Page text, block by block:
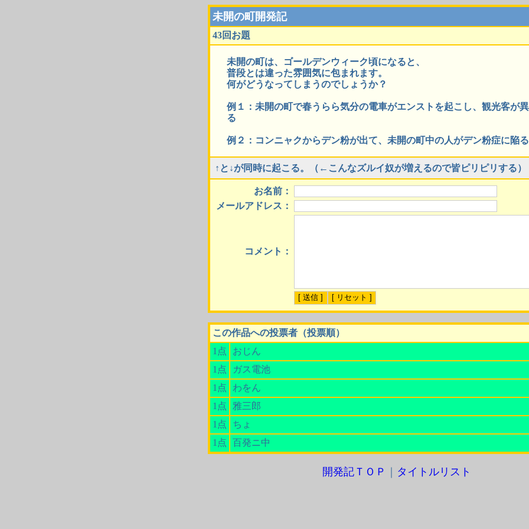
未開の町開発記
43回お題
未開の町は、ゴールデンウィーク頃になると、
普段とは違った雰囲気に包まれます。
何がどうなってしまうのでしょうか？
例１：未開の町で春うらら気分の電車がエンストを起こし、観光客が
る
例２：コンニャクからデン粉が出て、未開の町中の人がデン粉症に陥る
↑と↓が同時に起こる。（←こんなズルイ奴が増えるので皆ピリピリする）
お名前：
メールアドレス：
コメント：
この作品への投票者（投票順）
1点
おじん
1点
ガス電池
1点
わをん
1点
雅三郎
1点
ちょ
1点
百発ニ中
開発記ＴＯＰ タイトルリスト